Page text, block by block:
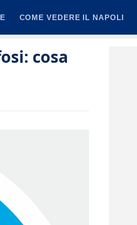
COME VEDERE IL NAPOLI
cosa